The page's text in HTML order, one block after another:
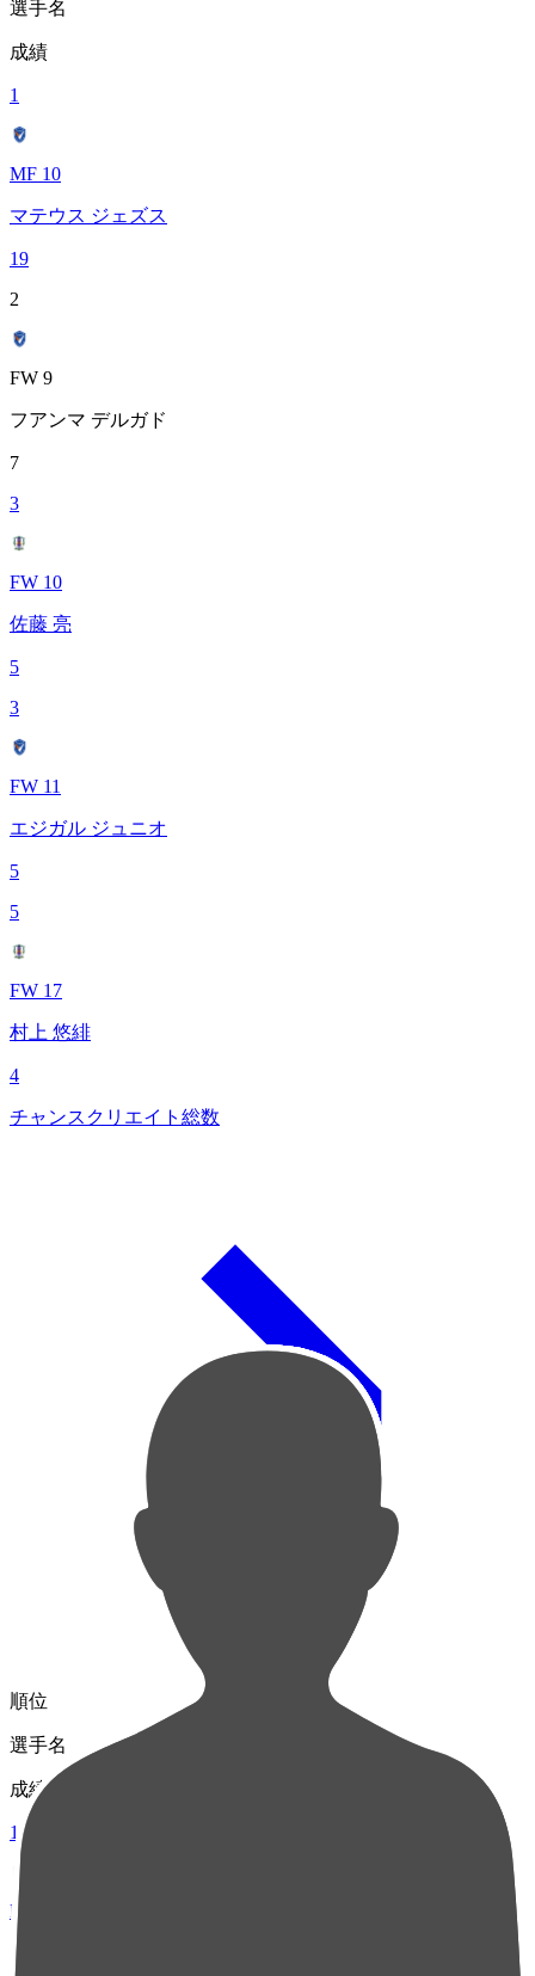
選手名
成績
1
MF 10
マテウス ジェズス
19
2
FW 9
フアンマ デルガド
7
3
FW 10
佐藤 亮
5
3
FW 11
エジガル ジュニオ
5
5
FW 17
村上 悠緋
4
チャンスクリエイト総数
順位
選手名
成績
1
MF 10
マテウス ジェズス